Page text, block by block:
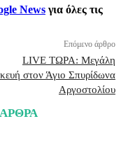
News για όλες τις
Επόμενο άρθρο
LIVE ΤΩΡΑ: Μεγάλη
στον Άγιο Σπυρίδωνα
Αργοστολίου